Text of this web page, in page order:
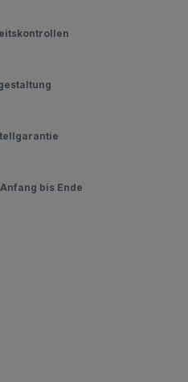
bis Ende